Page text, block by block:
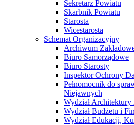
Sekretarz Powiatu
Skarbnik Powiatu
Starosta
Wicestarosta
Schemat Organizacyjny
Archiwum
Biuro Samorządowe
Biuro Starosty
Inspektor Ochrony
Pełnomocnik do
Niejawnych
Wydział
Wydział Budżetu i
Wydział Edukacji,